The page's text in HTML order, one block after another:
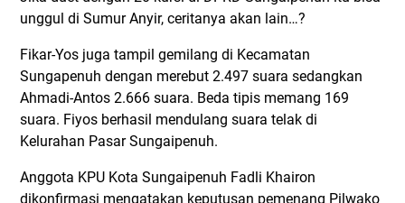
unggul di Sumur Anyir, ceritanya akan lain…?
Fikar-Yos juga tampil gemilang di Kecamatan
Sungapenuh dengan merebut 2.497 suara sedangkan
Ahmadi-Antos 2.666 suara. Beda tipis memang 169
suara. Fiyos berhasil mendulang suara telak di
Kelurahan Pasar Sungaipenuh.
Anggota KPU Kota Sungaipenuh Fadli Khairon
dikonfirmasi mengatakan keputusan pemenang Pilwako